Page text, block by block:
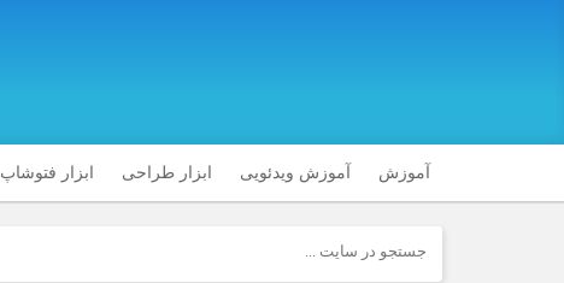
آموزش آموزش ویدئویی ابزار طراحی ابزار فتوشاپ